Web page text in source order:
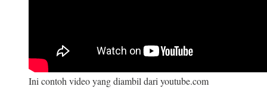
Ini contoh video yang diambil dari youtube.com